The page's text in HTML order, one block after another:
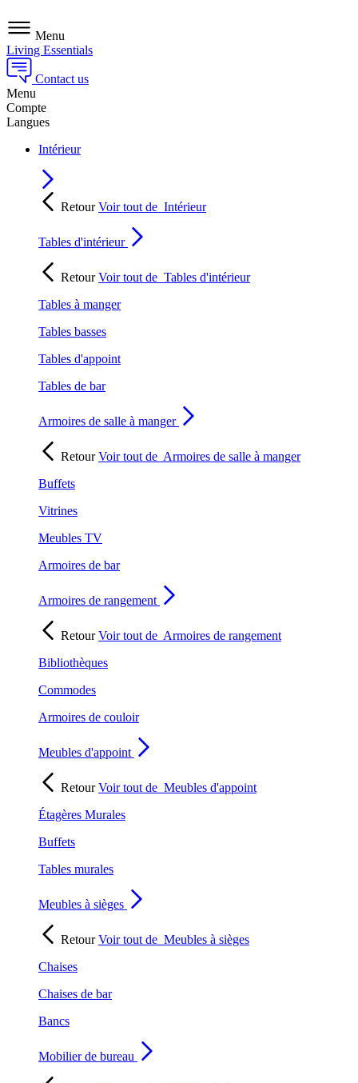
Menu
Living Essentials
Contact us
Menu
Compte
Langues
Intérieur
RetourVoir tout de Intérieur
Tables d'intérieur
RetourVoir tout de Tables d'intérieur
Tables à manger
Tables basses
Tables d'appoint
Tables de bar
Armoires de salle à manger
RetourVoir tout de Armoires de salle à manger
Buffets
Vitrines
Meubles TV
Armoires de bar
Armoires de rangement
RetourVoir tout de Armoires de rangement
Bibliothèques
Commodes
Armoires de couloir
Meubles d'appoint
RetourVoir tout de Meubles d'appoint
Étagères Murales
Buffets
Tables murales
Meubles à sièges
RetourVoir tout de Meubles à sièges
Chaises
Chaises de bar
Bancs
Mobilier de bureau